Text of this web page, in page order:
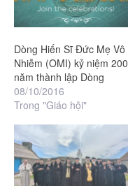
Dòng Hiến Sĩ Đức Mẹ Vô
Nhiễm (OMI) kỷ niệm 200
năm thành lập Dòng
08/10/2016
Trong "Giáo hội"